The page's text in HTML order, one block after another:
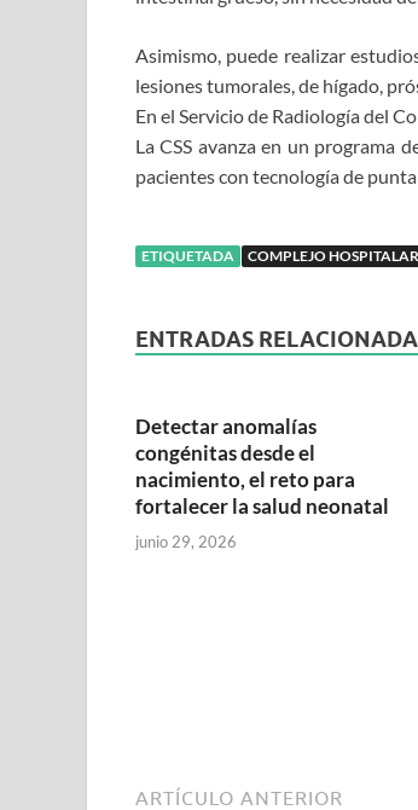
Asimismo, puede realizar
lesiones tumorales, de hígado,
En el Servicio de Radiología del
La CSS avanza en un programa
pacientes con tecnología de
ETIQUETADA COMPLEJO
ENTRADAS
Detectar anomalías
congénitas desde el
nacimiento, el reto para
fortalecer la salud neonatal
junio 29, 2026
ARTÍCULO ANTERIOR